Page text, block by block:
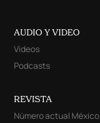
AUDIO Y VIDEO
Videos
Podcasts
REVISTA
Número actual México